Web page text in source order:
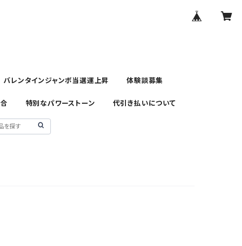
バレンタインジャンボ当選運上昇 体験談募集
特別なパワーストーン 代引き払いについて